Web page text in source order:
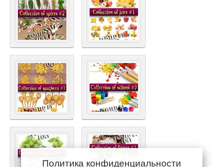
Политика конфиденциальности